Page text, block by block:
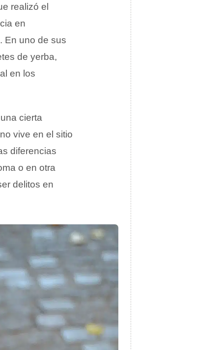
realizó el
en
En uno de sus
de yerba,
en los
cierta
vive en el sitio
diferencias
o en otra
delitos en